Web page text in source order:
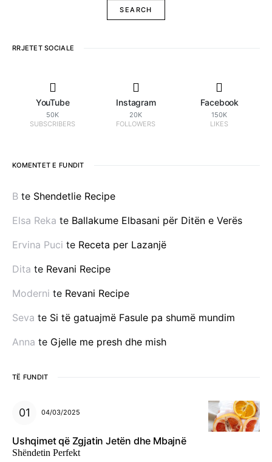
RRJETET SOCIALE
YouTube
50K
SUBSCRIBERS
Instagram
20K
FOLLOWERS
Facebook
150K
LIKES
KOMENTET E FUNDIT
B te Shendetlie Recipe
Elsa Reka te Ballakume Elbasani për Ditën e Verës
Ervina Puci te Receta per Lazanjë
Dita te Revani Recipe
Moderni te Revani Recipe
Seva te Si të gatuajmë Fasule pa shumë mundim
Anna te Gjelle me presh dhe mish
TË FUNDIT
04/03/2025
Ushqimet që Zgjatin Jetën dhe Mbajnë
Shëndetin Perfekt